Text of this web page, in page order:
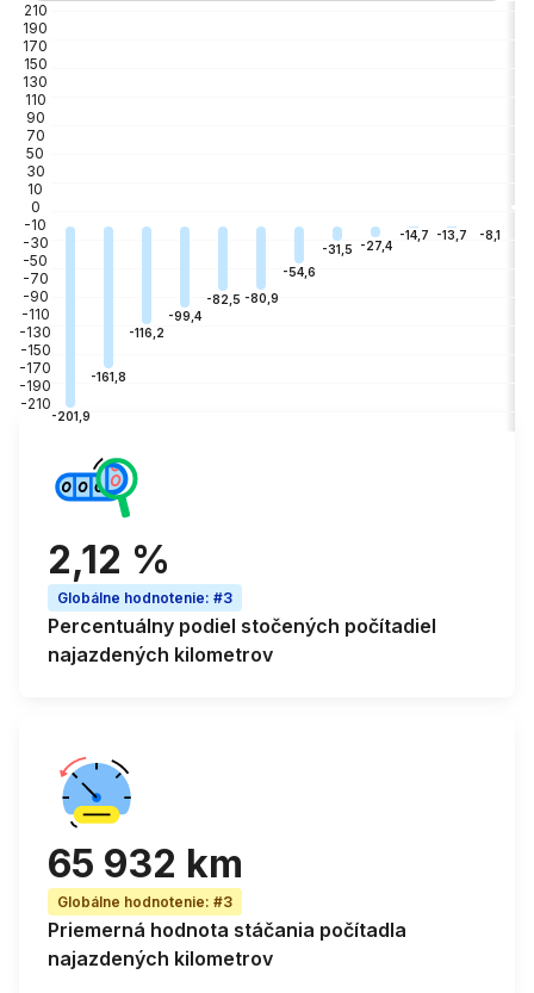
210
190
170
150
130
110
90
70
50
30
10
0
-10
-30
-50
-70
-90
-110
-130
-150
-170
-190
-210
-201,9
-161,8
-116,2
-99,4
-82,5 -80,9
-54,6
-31,5 -27,4
-14,7 -13,7 -8,1
2,12 %
Globálne hodnotenie: #3
Percentuálny podiel stočených počítadiel
najazdených kilometrov
65 932 km
Globálne hodnotenie: #3
Priemerná hodnota stáčania počítadla
najazdených kilometrov